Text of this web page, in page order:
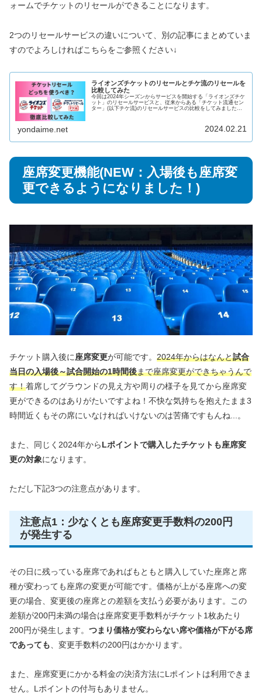
ォームでチケットのリセールができることになります。
2つのリセールサービスの違いについて、別の記事にまとめていま
すのでよろしければこちらをご参照ください↓
ライオンズチケットのリセールとチケ流のリセールを
比較してみた
今回は2024年シーズンからサービスを開始する「ライオンズチケ
ット」のリセールサービスと、従来からある「チケット流通セン
ター」(以下チケ流)のリセールサービスの比較をしてみました。2
yondaime.net 2024.02.21
座席変更機能(NEW：入場後も座席変
更できるようになりました！)
チケット購入後に座席変更が可能です。 2024年からはなんと試合
当日の入場後～試合開始の1時間後まで座席変更ができちゃうんで
す！着席してグラウンドの見え方や周りの様子を見てから座席変
更ができるのはありがたいですよね！不快な気持ちを抱えたまま3
時間近くもその席にいなければいけないのは苦痛ですもんね...。
また、同じく2024年からLポイントで購入したチケットも座席変
更の対象になります。
ただし下記3つの注意点があります。
注意点1：少なくとも座席変更手数料の200円
が発生する
その日に残っている座席であればもともと購入していた座席と席
種が変わっても座席の変更が可能です。価格が上がる座席への変
更の場合、変更後の座席との差額を支払う必要があります。この
差額が200円未満の場合は座席変更手数料がチケット1枚あたり
200円が発生します。 つまり価格が変わらない席や価格が下がる席
であっても 、変更手数料の200円はかかります。
また、座席変更にかかる料金の決済方法にLポイントは利用できま
せん。Lポイントの付与もありません。